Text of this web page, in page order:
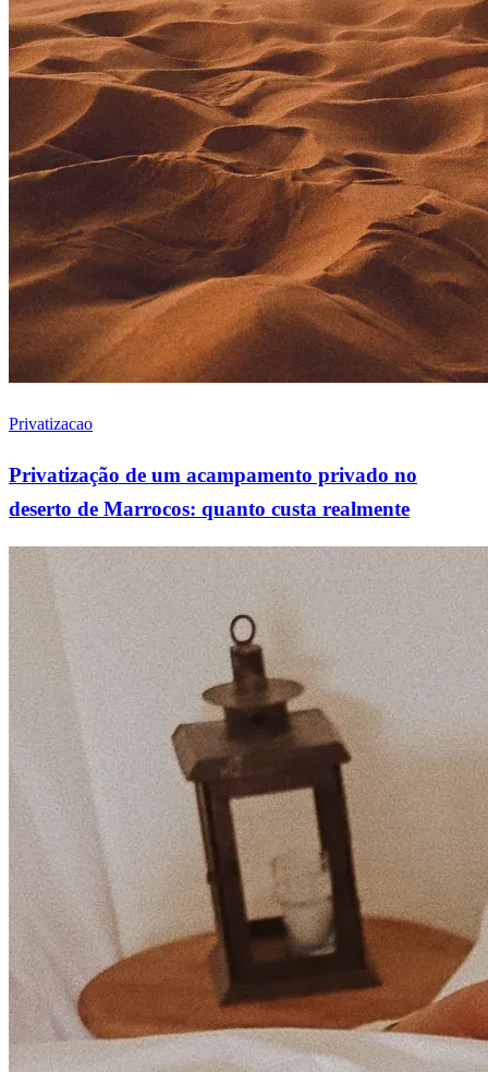
Privatizacao
Privatização de um acampamento privado no
deserto de Marrocos: quanto custa realmente